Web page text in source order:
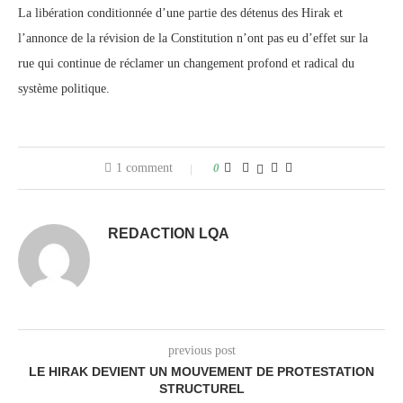
La libération conditionnée d’une partie des détenus des Hirak et
l’annonce de la révision de la Constitution n’ont pas eu d’effet sur la
rue qui continue de réclamer un changement profond et radical du
système politique.
1 comment 0
REDACTION LQA
previous post
LE HIRAK DEVIENT UN MOUVEMENT DE PROTESTATION
STRUCTUREL